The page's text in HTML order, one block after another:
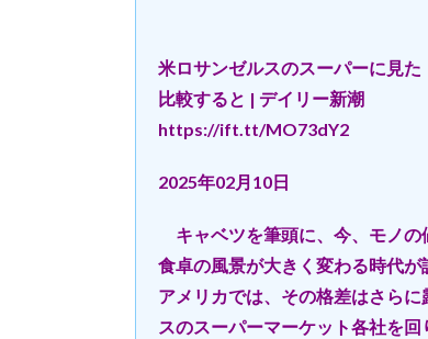
米ロサンゼルスのスーパーに見
比較すると | デイリー新潮
https://ift.tt/MO73dY2
2025年02月10日
キャベツを筆頭に、今、モノの
食卓の風景が大きく変わる時代
アメリカでは、その格差はさら
スのスーパーマーケット各社を回